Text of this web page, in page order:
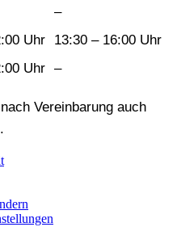
–
Uhr
13:30 – 16:00 Uhr
Uhr –
Vereinbarung auch